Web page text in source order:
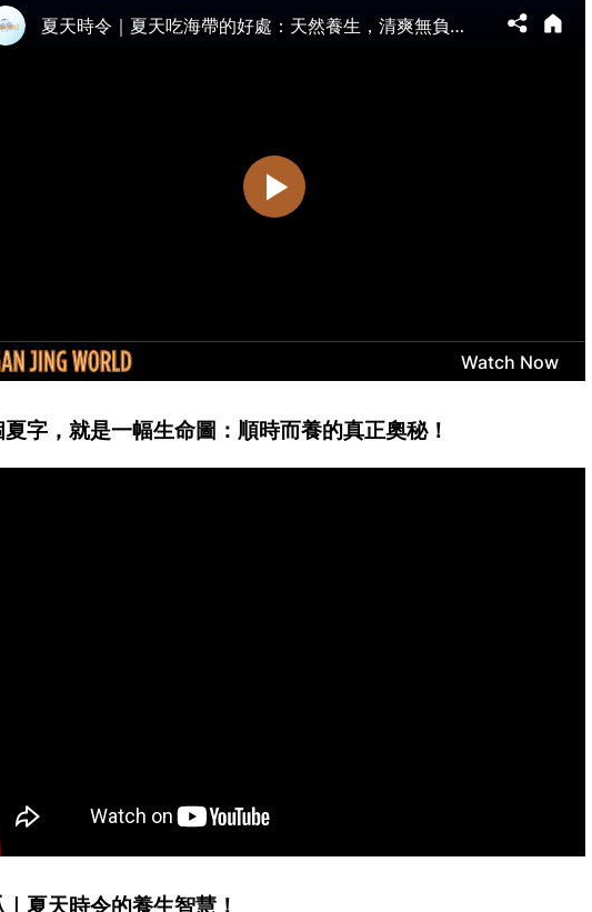
字，就是一幅生命圖：順時而養的真正奧秘！
夏天時令的養生智慧！